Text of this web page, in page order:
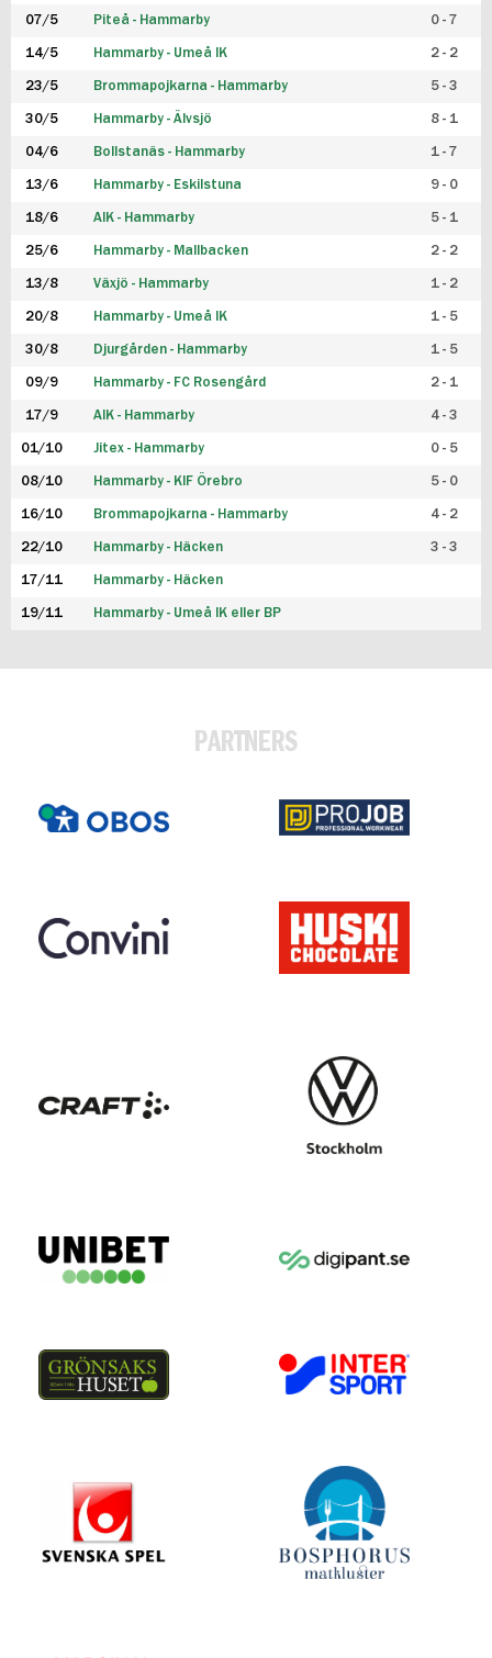
07/5 Piteå - Hammarby 0 - 7
14/5 Hammarby - Umeå IK 2 - 2
23/5 Brommapojkarna - Hammarby 5 - 3
30/5 Hammarby - Älvsjö 8 - 1
04/6 Bollstanäs - Hammarby 1 - 7
13/6 Hammarby - Eskilstuna 9 - 0
18/6 AIK - Hammarby 5 - 1
25/6 Hammarby - Mallbacken 2 - 2
13/8 Växjö - Hammarby 1 - 2
20/8 Hammarby - Umeå IK 1 - 5
30/8 Djurgården - Hammarby 1 - 5
09/9 Hammarby - FC Rosengård 2 - 1
17/9 AIK - Hammarby 4 - 3
01/10 Jitex - Hammarby 0 - 5
08/10 Hammarby - KIF Örebro 5 - 0
16/10 Brommapojkarna - Hammarby 4 - 2
22/10 Hammarby - Häcken 3 - 3
17/11 Hammarby - Häcken
19/11 Hammarby - Umeå IK eller BP
PARTNERS